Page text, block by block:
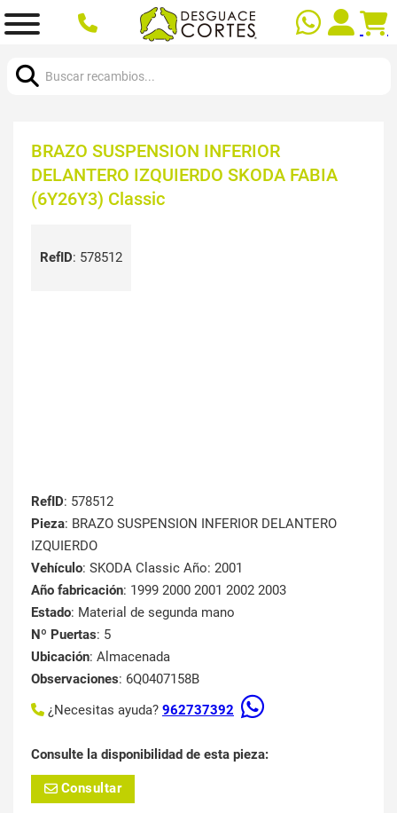
BRAZO SUSPENSION INFERIOR
DELANTERO IZQUIERDO SKODA FABIA
(6Y26Y3) Classic
RefID: 578512
RefID: 578512
Pieza: BRAZO SUSPENSION INFERIOR DELANTERO
IZQUIERDO
Vehículo: SKODA Classic Año: 2001
Año fabricación: 1999 2000 2001 2002 2003
Estado: Material de segunda mano
Nº Puertas: 5
Ubicación: Almacenada
Observaciones: 6Q0407158B
¿Necesitas ayuda? 962737392
Consulte la disponibilidad de esta pieza:
Consultar